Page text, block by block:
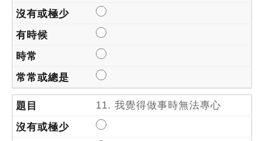
11. 我覺得做事時無法專心